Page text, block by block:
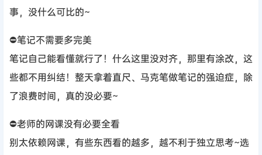
事，没什么可比的~
⛔笔记不需要多完美
笔记自己能看懂就行了！什么这里没对齐，那里有涂改，这
些都不用纠结！整天拿着直尺、马克笔做笔记的强迫症，除
了浪费时间，真的没必要~
⛔老师的网课没有必要全看
别太依赖网课，有些东西看的越多，越不利于独立思考~选